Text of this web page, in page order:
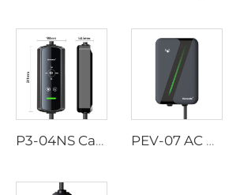
P3-04NS Cargador Portátil EV PEV-07 AC EV WALLBOX